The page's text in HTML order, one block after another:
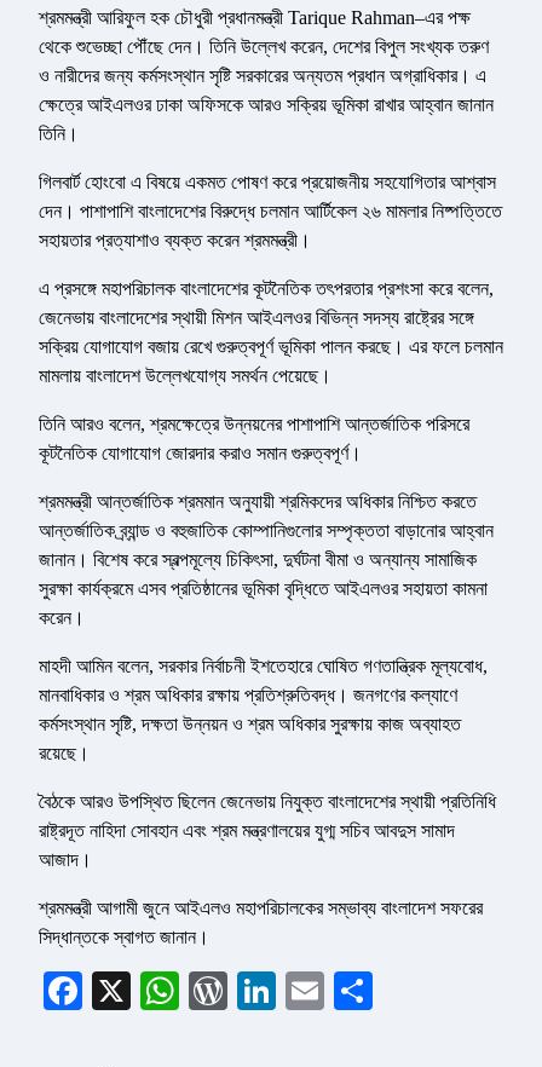
শ্রমমন্ত্রী আরিফুল হক চৌধুরী প্রধানমন্ত্রী Tarique Rahman–এর পক্ষ
থেকে শুভেচ্ছা পৌঁছে দেন। তিনি উল্লেখ করেন, দেশের বিপুল সংখ্যক তরুণ
ও নারীদের জন্য কর্মসংস্থান সৃষ্টি সরকারের অন্যতম প্রধান অগ্রাধিকার। এ
ক্ষেত্রে আইএলওর ঢাকা অফিসকে আরও সক্রিয় ভূমিকা রাখার আহ্বান জানান
তিনি।
গিলবার্ট হোংবো এ বিষয়ে একমত পোষণ করে প্রয়োজনীয় সহযোগিতার আশ্বাস
দেন। পাশাপাশি বাংলাদেশের বিরুদ্ধে চলমান আর্টিকেল ২৬ মামলার নিষ্পত্তিতে
সহায়তার প্রত্যাশাও ব্যক্ত করেন শ্রমমন্ত্রী।
এ প্রসঙ্গে মহাপরিচালক বাংলাদেশের কূটনৈতিক তৎপরতার প্রশংসা করে বলেন,
জেনেভায় বাংলাদেশের স্থায়ী মিশন আইএলওর বিভিন্ন সদস্য রাষ্ট্রের সঙ্গে
সক্রিয় যোগাযোগ বজায় রেখে গুরুত্বপূর্ণ ভূমিকা পালন করছে। এর ফলে চলমান
মামলায় বাংলাদেশ উল্লেখযোগ্য সমর্থন পেয়েছে।
তিনি আরও বলেন, শ্রমক্ষেত্রে উন্নয়নের পাশাপাশি আন্তর্জাতিক পরিসরে
কূটনৈতিক যোগাযোগ জোরদার করাও সমান গুরুত্বপূর্ণ।
শ্রমমন্ত্রী আন্তর্জাতিক শ্রমমান অনুযায়ী শ্রমিকদের অধিকার নিশ্চিত করতে
আন্তর্জাতিক ব্র্যান্ড ও বহুজাতিক কোম্পানিগুলোর সম্পৃক্ততা বাড়ানোর আহ্বান
জানান। বিশেষ করে স্বল্পমূল্যে চিকিৎসা, দুর্ঘটনা বীমা ও অন্যান্য সামাজিক
সুরক্ষা কার্যক্রমে এসব প্রতিষ্ঠানের ভূমিকা বৃদ্ধিতে আইএলওর সহায়তা কামনা
করেন।
মাহদী আমিন বলেন, সরকার নির্বাচনী ইশতেহারে ঘোষিত গণতান্ত্রিক মূল্যবোধ,
মানবাধিকার ও শ্রম অধিকার রক্ষায় প্রতিশ্রুতিবদ্ধ। জনগণের কল্যাণে
কর্মসংস্থান সৃষ্টি, দক্ষতা উন্নয়ন ও শ্রম অধিকার সুরক্ষায় কাজ অব্যাহত
রয়েছে।
বৈঠকে আরও উপস্থিত ছিলেন জেনেভায় নিযুক্ত বাংলাদেশের স্থায়ী প্রতিনিধি
রাষ্ট্রদূত নাহিদা সোবহান এবং শ্রম মন্ত্রণালয়ের যুগ্ম সচিব আবদুস সামাদ
আজাদ।
শ্রমমন্ত্রী আগামী জুনে আইএলও মহাপরিচালকের সম্ভাব্য বাংলাদেশ সফরের
সিদ্ধান্তকে স্বাগত জানান।
Facebook
X WhatsApp
WordPress
LinkedIn
Email